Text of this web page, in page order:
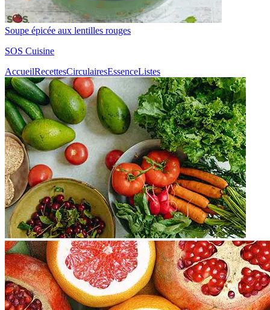
Soupe épicée aux lentilles rouges
SOS Cuisine
AccueilRecettesCirculairesEssenceListes